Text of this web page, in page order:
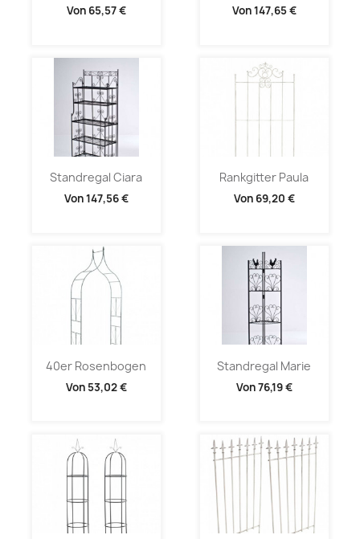
Von 65,57 € Von147,65 €
Standregal Ciara
Von147,56 €
Rankgitter Paula
Von 69,20 €
40er Rosenbogen
Von 53,02 €
Standregal Marie
Von76,19 €